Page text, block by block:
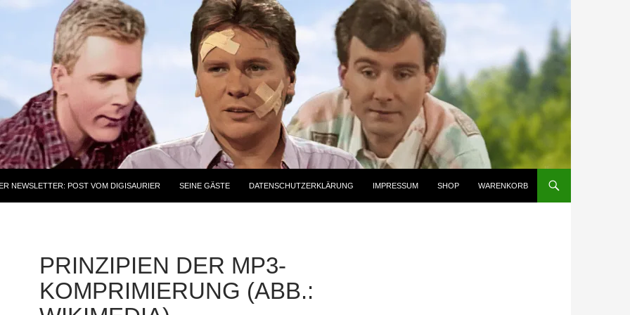
NEWSLETTER: POST VOM DIGISAURIER SEINE GÄSTE DATENSCHUTZERKLÄRUNG IMPRESSUM SHOP WARENKORB
PRINZIPIEN DER MP3-
KOMPRIMIERUNG (ABB.: